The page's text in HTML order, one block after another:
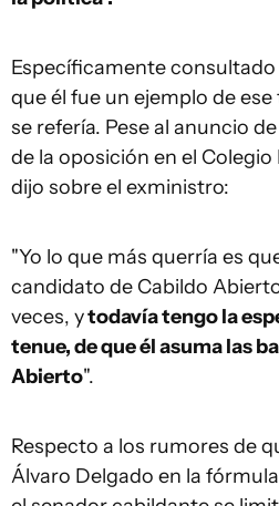
Específicamente consultado
que él fue un ejemplo de
se refería. Pese al anuncio
de la oposición en el
dijo sobre el exministro:
"Yo lo que más querría es
candidato de Cabildo
veces, ytodavía tengo la
tenue, de que él asuma las
Abierto".
Respecto a los rumores de
Álvaro Delgado en la